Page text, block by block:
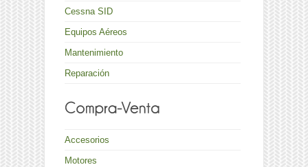
Cessna SID
Equipos Aéreos
Mantenimiento
Reparación
Accesorios
Motores